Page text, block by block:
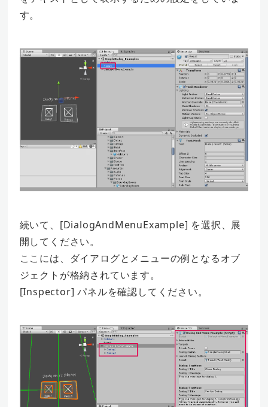
す。
続いて、[DialogAndMenuExample] を選択、展
開してください。
ここには、ダイアログとメニューの例となるオブ
ジェクトが格納されています。
[Inspector] パネルを確認してください。